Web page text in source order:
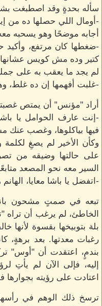
سأله بحدةٍ وقد اصطبغت
-أومال اللي حصلها ده من
أجابه موضحًا وهو يسحبه
-ضغطها كان مرتفع،
كتير وده مش كويس عشانها
لم يجد ما يعقب به على
-غلبت أفهمها إن ده غلط،
أراد "مؤنس" أن يمتص
-إنت عارف الحوامل يا
فيها بياكلوها، وغصب عنك
وكأن الأخير لم يصغِ لكلمة
على حالتها وضيقه من
السير معه نحو المصعد
-اتفضل يا باشا معايا،
تبعه في صمتٍ مشحون
الخاطئ، لم يرغب أن تراه
بلة بتوبيخها بقسوة لأنها
رغبات معدتها. بعد
بندمٍ، اعتقدت أن "أوس"
إليه، فإلى الآن لم يأتِ
اعتادت على رؤيته بجوارها
ترسخ ذلك الوهم في